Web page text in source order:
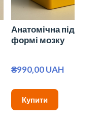
Анатомічна
формі мозку
₴990,00 UAH
Купити